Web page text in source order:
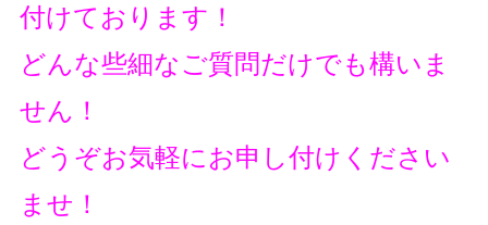
付けております！
どんな些細なご質問だけでも構いま
せん！
どうぞお気軽にお申し付けください
ませ！